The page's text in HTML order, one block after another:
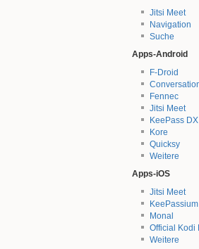
Jitsi Meet
Navigation
Suche
Apps-Android
F-Droid
Fennec
Jitsi Meet
KeePass DX
Kore
Quicksy
Weitere
Apps-iOS
Jitsi Meet
KeePassium
Monal
Official Kodi
Weitere